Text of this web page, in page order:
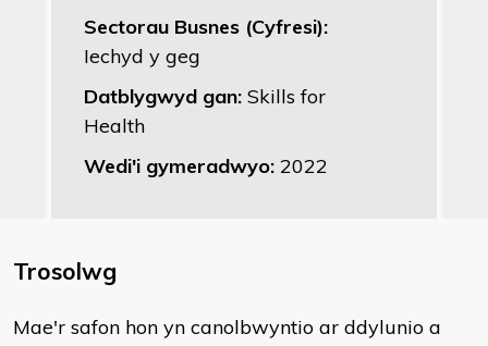
Sectorau Busnes (Cyfresi):
Iechyd y geg
Datblygwyd gan: Skills for
Health
Wedi'i gymeradwyo: 2022
Trosolwg
Mae'r safon hon yn canolbwyntio ar ddylunio a